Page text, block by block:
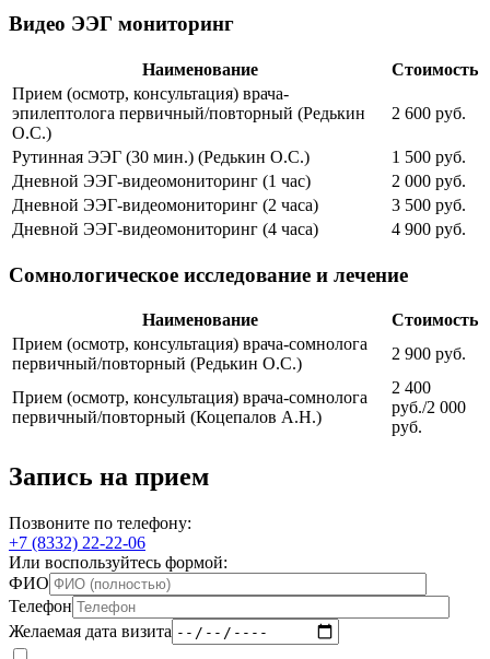
Видео ЭЭГ мониторинг
Наименование
Стоимость
Прием (осмотр, консультация) врача-
эпилептолога первичный/повторный (Редькин
О.С.)
2 600 руб.
Рутинная ЭЭГ (30 мин.) (Редькин О.С.)
1 500 руб.
Дневной ЭЭГ-видеомониторинг (1 час)
2 000 руб.
Дневной ЭЭГ-видеомониторинг (2 часа)
3 500 руб.
Дневной ЭЭГ-видеомониторинг (4 часа)
4 900 руб.
Сомнологическое исследование и лечение
Наименование
Стоимость
Прием (осмотр, консультация) врача-сомнолога
первичный/повторный (Редькин О.С.)
2 900 руб.
Прием (осмотр, консультация) врача-сомнолога
первичный/повторный (Коцепалов А.Н.)
2 400
руб./2 000
руб.
Запись на прием
Позвоните по телефону:
+7 (8332) 22-22-06
Или воспользуйтесь формой:
ФИО
Телефон
Желаемая дата визита